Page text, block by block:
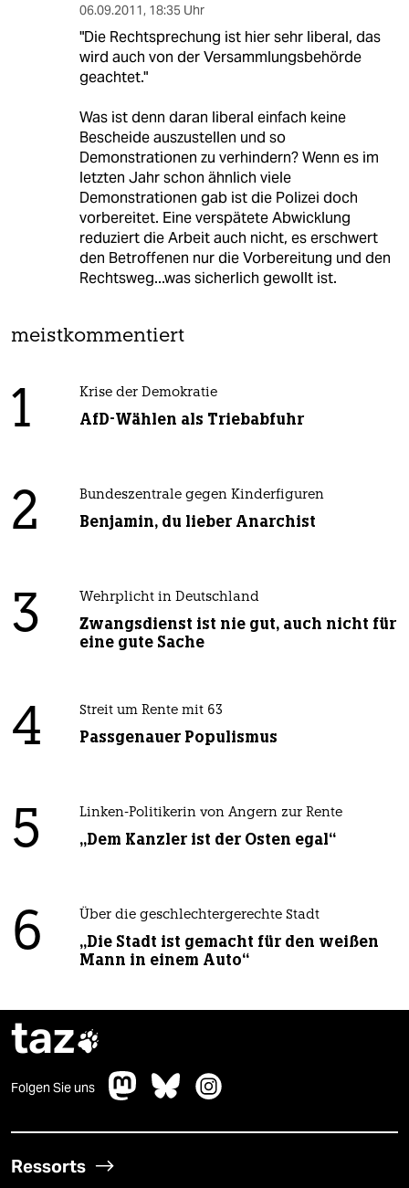
06.09.2011, 18:35 Uhr
"Die Rechtsprechung ist hier sehr liberal, das
wird auch von der Versammlungsbehörde
geachtet."
Was ist denn daran liberal einfach keine
Bescheide auszustellen und so
Demonstrationen zu verhindern? Wenn es im
letzten Jahr schon ähnlich viele
Demonstrationen gab ist die Polizei doch
vorbereitet. Eine verspätete Abwicklung
reduziert die Arbeit auch nicht, es erschwert
den Betroffenen nur die Vorbereitung und den
Rechtsweg...was sicherlich gewollt ist.
meistkommentiert
1 Krise der Demokratie
AfD-Wählen als Triebabfuhr
2 Bundeszentrale gegen Kinderfiguren
Benjamin, du lieber Anarchist
3 Wehrplicht in Deutschland
Zwangsdienst ist nie gut, auch nicht für
eine gute Sache
4 Streit um Rente mit 63
Passgenauer Populismus
5 Linken-Politikerin von Angern zur Rente
„Dem Kanzler ist der Osten egal“
6 Über die geschlechtergerechte Stadt
„Die Stadt ist gemacht für den weißen
Mann in einem Auto“
taz
Folgen Sie uns
Ressorts